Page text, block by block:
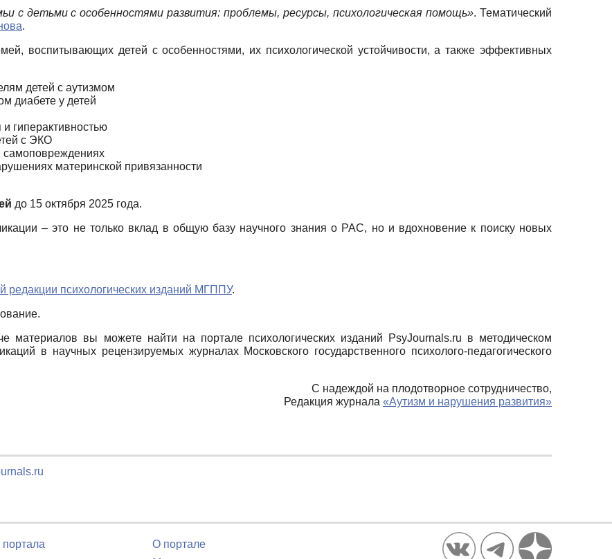
с детьми с особенностями развития: проблемы, ресурсы, психологическая помощь». Тематический
.
воспитывающих детей с особенностями, их психологической устойчивости, а также эффективных
детей с аутизмом
диабете у детей
гиперактивностью
с ЭКО
самоповреждениях
материнской привязанности
до 15 октября 2025 года.
– это не только вклад в общую базу научного знания о РАС, но и вдохновение к поиску новых
редакции психологических изданий МГППУ.
материалов вы можете найти на портале психологических изданий PsyJournals.ru в методическом
в научных рецензируемых журналах Московского государственного психолого-педагогического
С надеждой на плодотворное сотрудничество,
Редакция журнала «Аутизм и нарушения развития»
О портале